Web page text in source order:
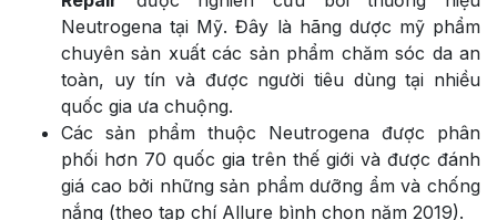
Neutrogena tại Mỹ. Đây là hãng dược mỹ phẩm
chuyên sản xuất các sản phẩm chăm sóc da an
toàn, uy tín và được người tiêu dùng tại nhiều
quốc gia ưa chuộng.
Các sản phẩm thuộc Neutrogena được phân
phối hơn 70 quốc gia trên thế giới và được đánh
giá cao bởi những sản phẩm dưỡng ẩm và chống
nắng (theo tạp chí Allure bình chọn năm 2019).